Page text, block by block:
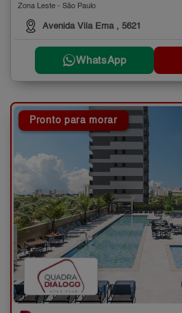
Zona Leste - São Paulo
Avenida Vila Ema , 5621
WhatsApp
Pronto para morar